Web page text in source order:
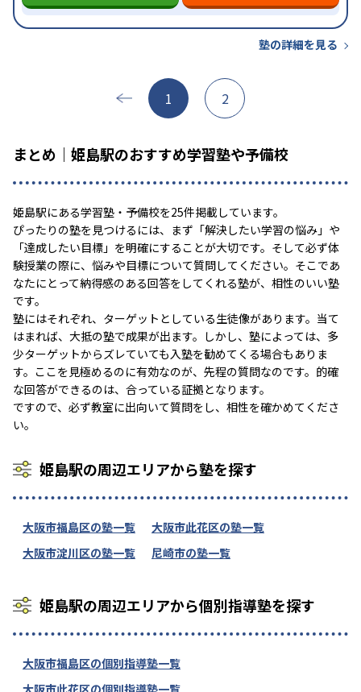
塾の詳細を見る
1 2
まとめ｜姫島駅のおすすめ学習塾や予備校
姫島駅にある学習塾・予備校を25件掲載しています。
ぴったりの塾を見つけるには、まず「解決したい学習の悩み」や
「達成したい目標」を明確にすることが大切です。そして必ず体
験授業の際に、悩みや目標について質問してください。そこであ
なたにとって納得感のある回答をしてくれる塾が、相性のいい塾
です。
塾にはそれぞれ、ターゲットとしている生徒像があります。当て
はまれば、大抵の塾で成果が出ます。しかし、塾によっては、多
少ターゲットからズレていても入塾を勧めてくる場合もありま
す。ここを見極めるのに有効なのが、先程の質問なのです。的確
な回答ができるのは、合っている証拠となります。
ですので、必ず教室に出向いて質問をし、相性を確かめてくださ
い。
姫島駅の周辺エリアから塾を探す
大阪市福島区の塾一覧
大阪市此花区の塾一覧
大阪市淀川区の塾一覧
尼崎市の塾一覧
姫島駅の周辺エリアから個別指導塾を探す
大阪市福島区の個別指導塾一覧